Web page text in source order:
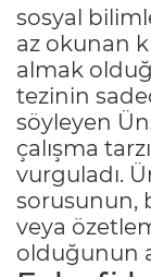
sosyal
az okunan
almak
tezinin
söyleyen
çalışma
vurguladı.
sorusunun,
veya
olduğunun